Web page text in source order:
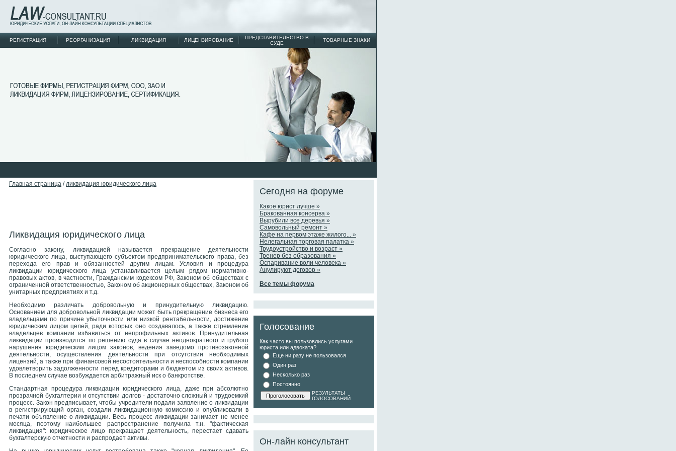
РЕГИСТРАЦИЯ РЕОРГАНИЗАЦИЯ ЛИКВИДАЦИЯ ЛИЦЕНЗИРОВАНИЕ
ПРЕДСТАВИТЕЛЬСТВО В
СУДЕ
ТОВАРНЫЕ ЗНАКИ
Главная страница /ликвидация юридического лица
Ликвидация юридического лица
Согласно закону, ликвидацией называется прекращение деятельности
юридического лица, выступающего субъектом предпринимательского права, без
перехода его прав и обязанностей другим лицам. Условия и процедура
ликвидации юридического лица устанавливается целым рядом нормативно-
правовых актов, в частности, Гражданским кодексом РФ, Законом об обществах с
ограниченной ответственностью, Законом об акционерных обществах, Законом об
унитарных предприятиях и т.д.
Необходимо различать добровольную и принудительную ликвидацию.
Основанием для добровольной ликвидации может быть прекращение бизнеса его
владельцами по причине убыточности или низкой рентабельности, достижение
юридическим лицом целей, ради которых оно создавалось, а также стремление
владельцев компании избавиться от непрофильных активов. Принудительная
ликвидации производится по решению суда в случае неоднократного и грубого
нарушения юридическим лицом законов, ведения заведомо противозаконной
деятельности, осуществления деятельности при отсутствии необходимых
лицензий, а также при финансовой несостоятельности и неспособности компании
удовлетворить задолженности перед кредиторами и бюджетом из своих активов.
В последнем случае возбуждается арбитражный иск о банкротстве.
Стандартная процедура ликвидации юридического лица, даже при абсолютно
прозрачной бухгалтерии и отсутствии долгов - достаточно сложный и трудоемкий
процесс. Закон предписывает, чтобы учредители подали заявление о ликвидации
в регистрирующий орган, создали ликвидационную комиссию и опубликовали в
печати объявление о ликвидации. Весь процесс ликвидации занимает не менее
месяца, поэтому наибольшее распространение получила т.н. "фактическая
ликвидация": юридическое лицо прекращает деятельность, перестает сдавать
бухгалтерскую отчетности и распродает активы.
Сегодня на форуме
Какое юрист лучше »
Бракованная консерва »
Вырубили все деревья »
Самовольный ремонт »
Кафе на первом этаже жилого... »
Нелегальная торговая палатка »
Трудоустройство и возраст »
Тренер без образования »
Оспаривание воли человека »
Анулируют договор »
Все темы форума
Голосование
Как часто вы пользовлись услугами
юриста или адвоката?
Еще ни разу не пользовался
Один раз
Несколько раз
Постоянно
РЕЗУЛЬТАТЫ
ГОЛОСОВАНИЙ
Он-лайн консультант